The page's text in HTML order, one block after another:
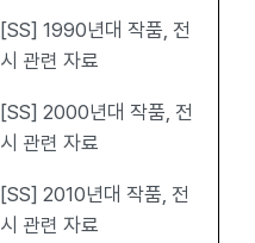
[SS] 1990년대 작품, 전
시 관련 자료
[SS] 2000년대 작품, 전
시 관련 자료
[SS] 2010년대 작품, 전
시 관련 자료